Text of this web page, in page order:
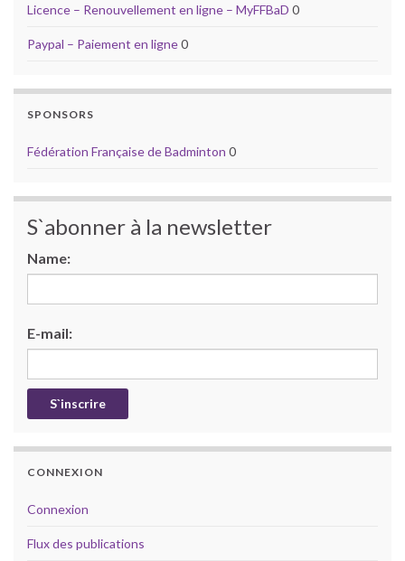
Licence – Renouvellement en ligne – MyFFBaD 0
Paypal – Paiement en ligne0
SPONSORS
Fédération Française de Badminton 0
S`abonner à la newsletter
Name:
E-mail:
CONNEXION
Connexion
Flux des publications